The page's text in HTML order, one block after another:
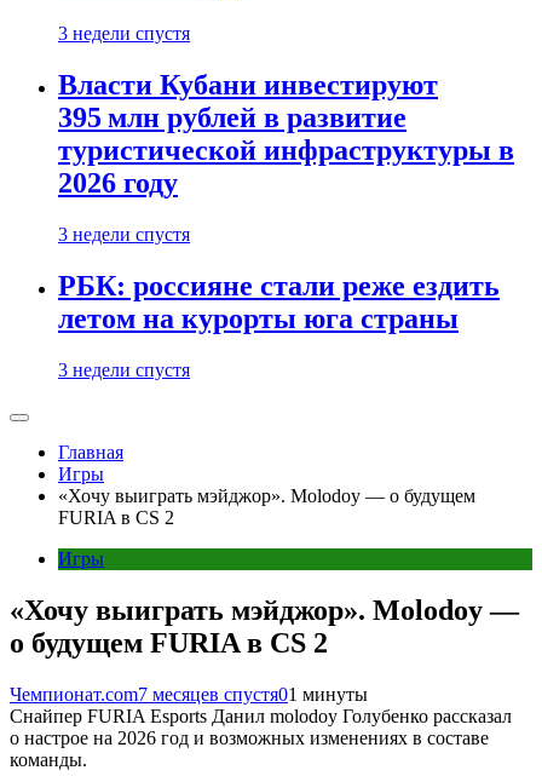
3 недели спустя
Власти Кубани инвестируют
395 млн рублей в развитие
туристической инфраструктуры в
2026 году
3 недели спустя
РБК: россияне стали реже ездить
летом на курорты юга страны
3 недели спустя
Главная
Игры
«Хочу выиграть мэйджор». Molodoy — о будущем
FURIA в CS 2
Игры
«Хочу выиграть мэйджор». Molodoy —
о будущем FURIA в CS 2
Чемпионат.com7 месяцев спустя01 минуты
Снайпер FURIA Esports Данил molodoy Голубенко рассказал
о настрое на 2026 год и возможных изменениях в составе
команды.